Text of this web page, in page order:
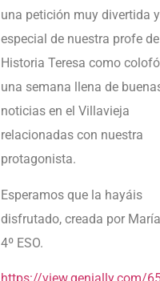
una petición muy divertida y
especial de nuestra profe de
Historia Teresa como
una semana llena de
noticias en el Villavieja
relacionadas con nuestra
protagonista.
Esperamos que la hayáis
disfrutado, creada por
4º ESO.